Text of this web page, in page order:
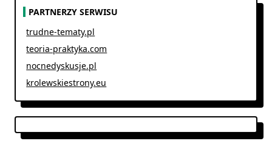
PARTNERZY SERWISU
trudne-tematy.pl
teoria-praktyka.com
nocnedyskusje.pl
krolewskiestrony.eu